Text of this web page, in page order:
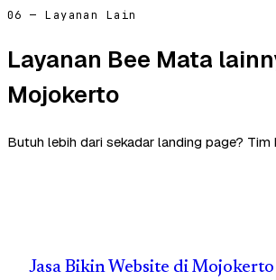
06 — Layanan Lain
Layanan Bee Mata
Mojokerto
Butuh lebih dari sekadar landing page?
Jasa Bikin Website di Mojokerto